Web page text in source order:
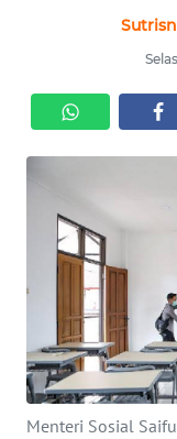
Menteri Sosial
KRIMINAL
EKUIN
SAINS-TEKNO
KESEHATAN
INTERNASIONAL
SERBA-SERBI